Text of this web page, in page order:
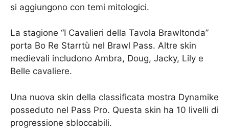
si aggiungono con temi mitologici.
La stagione “I Cavalieri della Tavola Brawltonda”
porta Bo Re Starrtù nel Brawl Pass. Altre skin
medievali includono Ambra, Doug, Jacky, Lily e
Belle cavaliere.
Una nuova skin della classificata mostra Dynamike
posseduto nel Pass Pro. Questa skin ha 10 livelli di
progressione sbloccabili.